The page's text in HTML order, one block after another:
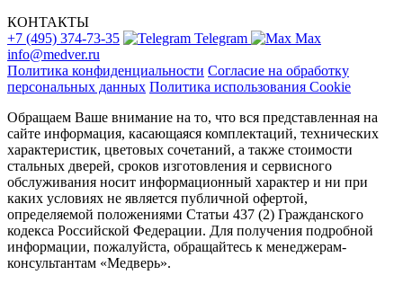
КОНТАКТЫ
+7 (495) 374-73-35
Telegram
Max
info@medver.ru
Политика конфиденциальности Согласие на обработку
персональных данных Политика использования Cookie
Обращаем Ваше внимание на то, что вся представленная на
сайте информация, касающаяся комплектаций, технических
характеристик, цветовых сочетаний, а также стоимости
стальных дверей, сроков изготовления и сервисного
обслуживания носит информационный характер и ни при
каких условиях не является публичной офертой,
определяемой положениями Статьи 437 (2) Гражданского
кодекса Российской Федерации. Для получения подробной
информации, пожалуйста, обращайтесь к менеджерам-
консультантам «Медверь».